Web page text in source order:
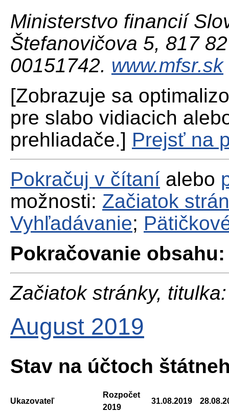
Ministerstvo financií
Štefanovičova 5, 817
00151742. www.mfsr.sk
[Zobrazuje sa
pre slabo vidiacich
prehliadače.] Prejsť na
Pokračuj v čítaní alebo
možnosti: Začiatok
Vyhľadávanie;
Pokračovanie obsahu:
Začiatok stránky, titulka:
August 2019
Stav na účtoch
Ukazovateľ
Rozpočet
2019
31.08.2019